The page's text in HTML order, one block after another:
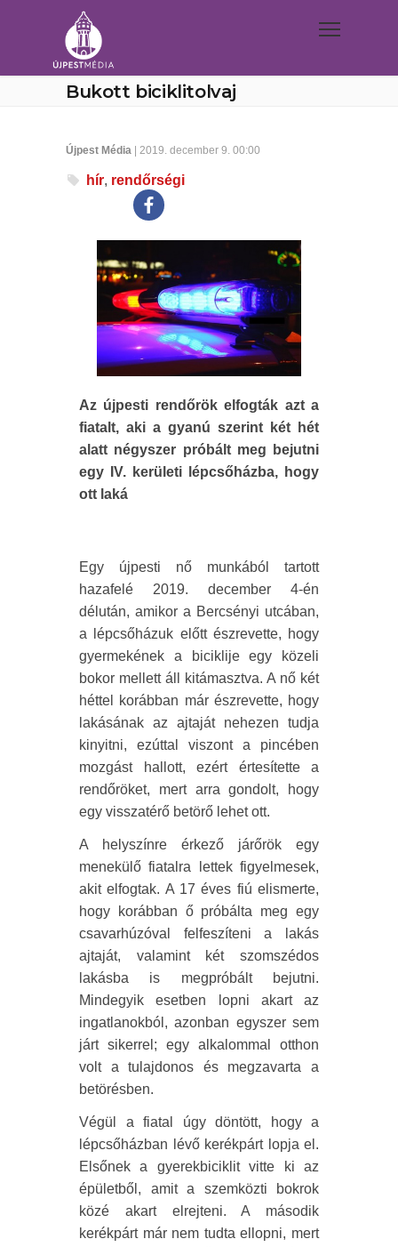
Bukott biciklitolvaj
Újpest Média | 2019. december 9. 00:00
hír, rendőrségi
Az újpesti rendőrök elfogták azt a
fiatalt, aki a gyanú szerint két hét
alatt négyszer próbált meg bejutni
egy IV. kerületi lépcsőházba, hogy
ott laká
Egy újpesti nő munkából tartott
hazafelé 2019. december 4-én
délután, amikor a Bercsényi utcában,
a lépcsőházuk előtt észrevette, hogy
gyermekének a biciklije egy közeli
bokor mellett áll kitámasztva. A nő két
héttel korábban már észrevette, hogy
lakásának az ajtaját nehezen tudja
kinyitni, ezúttal viszont a pincében
mozgást hallott, ezért értesítette a
rendőröket, mert arra gondolt, hogy
egy visszatérő betörő lehet ott.
A helyszínre érkező járőrök egy
menekülő fiatalra lettek figyelmesek,
akit elfogtak. A 17 éves fiú elismerte,
hogy korábban ő próbálta meg egy
csavarhúzóval felfeszíteni a lakás
ajtaját, valamint két szomszédos
lakásba is megpróbált bejutni.
Mindegyik esetben lopni akart az
ingatlanokból, azonban egyszer sem
járt sikerrel; egy alkalommal otthon
volt a tulajdonos és megzavarta a
betörésben.
Végül a fiatal úgy döntött, hogy a
lépcsőházban lévő kerékpárt lopja el.
Elsőnek a gyerekbiciklit vitte ki az
épületből, amit a szemközti bokrok
közé akart elrejteni. A második
kerékpárt már nem tudta ellopni, mert